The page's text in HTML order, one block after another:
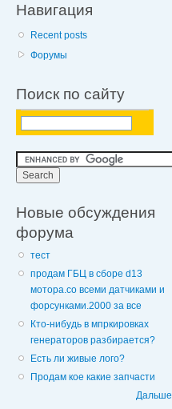
Навигация
Recent posts
Форумы
Поиск по сайту
Новые обсуждения
форума
тест
продам ГБЦ в сборе d13
мотора.со всеми датчиками и
форсунками.2000 за все
Кто-нибудь в мпркировках
генераторов разбирается?
Есть ли живые лого?
Продам кое какие запчасти
Дальше